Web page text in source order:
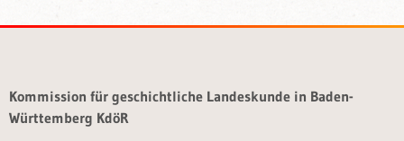
Kommission für geschichtliche Landeskunde in Baden-
Württemberg KdöR